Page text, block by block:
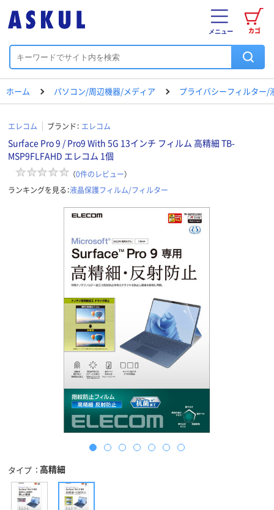
カゴ
メニュー
ホーム パソコン/周辺機器/メディア プライバシーフィルター/
エレコム ブランド： エレコム
Surface Pro 9 / Pro9 With 5G 13インチ フィルム 高精細 TB-
MSP9FLFAHD エレコム 1個
（0件のレビュー）
ランキングを見る：液晶保護フィルム/フィルター
タイプ 高精細